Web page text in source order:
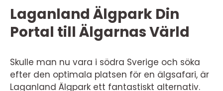
Laganland Älgpark Din
Portal till Älgarnas Värld
Skulle man nu vara i södra Sverige och söka
efter den optimala platsen för en älgsafari, är
Laganland Älgpark ett fantastiskt alternativ.